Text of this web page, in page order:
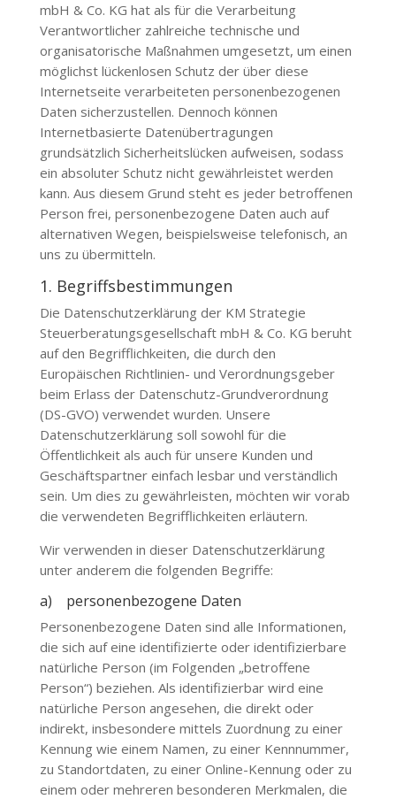
mbH & Co. KG hat als für die Verarbeitung
Verantwortlicher zahlreiche technische und
organisatorische Maßnahmen umgesetzt, um einen
möglichst lückenlosen Schutz der über diese
Internetseite verarbeiteten personenbezogenen
Daten sicherzustellen. Dennoch können
Internetbasierte Datenübertragungen
grundsätzlich Sicherheitslücken aufweisen, sodass
ein absoluter Schutz nicht gewährleistet werden
kann. Aus diesem Grund steht es jeder betroffenen
Person frei, personenbezogene Daten auch auf
alternativen Wegen, beispielsweise telefonisch, an
uns zu übermitteln.
1. Begriffsbestimmungen
Die Datenschutzerklärung der KM Strategie
Steuerberatungsgesellschaft mbH & Co. KG beruht
auf den Begrifflichkeiten, die durch den
Europäischen Richtlinien- und Verordnungsgeber
beim Erlass der Datenschutz-Grundverordnung
(DS-GVO) verwendet wurden. Unsere
Datenschutzerklärung soll sowohl für die
Öffentlichkeit als auch für unsere Kunden und
Geschäftspartner einfach lesbar und verständlich
sein. Um dies zu gewährleisten, möchten wir vorab
die verwendeten Begrifflichkeiten erläutern.
Wir verwenden in dieser Datenschutzerklärung
unter anderem die folgenden Begriffe:
a) personenbezogene Daten
Personenbezogene Daten sind alle Informationen,
die sich auf eine identifizierte oder identifizierbare
natürliche Person (im Folgenden „betroffene
Person“) beziehen. Als identifizierbar wird eine
natürliche Person angesehen, die direkt oder
indirekt, insbesondere mittels Zuordnung zu einer
Kennung wie einem Namen, zu einer Kennnummer,
zu Standortdaten, zu einer Online-Kennung oder zu
einem oder mehreren besonderen Merkmalen, die